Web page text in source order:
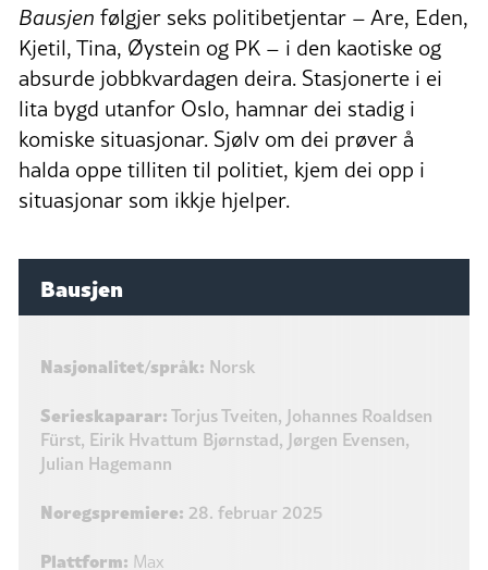
Bausjen følgjer seks politibetjentar – Are, Eden,
Kjetil, Tina, Øystein og PK – i den kaotiske og
absurde jobbkvardagen deira. Stasjonerte i ei
lita bygd utanfor Oslo, hamnar dei stadig i
komiske situasjonar. Sjølv om dei prøver å
halda oppe tilliten til politiet, kjem dei opp i
situasjonar som ikkje hjelper.
Bausjen
Nasjonalitet/språk: Norsk
Serieskaparar:Torjus Tveiten, Johannes Roaldsen
Fürst, Eirik Hvattum Bjørnstad, Jørgen Evensen,
Julian Hagemann
Noregspremiere: 28. februar 2025
Plattform: Max